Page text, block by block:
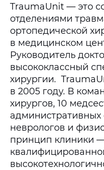
TraumaUnit — это
отделениями
ортопедической
в медицинском
Руководитель
высококлассный
хирургии.
в 2005 году. В
хирургов, 10
административных
неврологов и
принцип клиники